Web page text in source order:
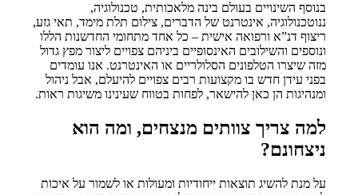
בנוסף השינויים בעולם בינה מלאכותית, טכנולוגיה,
ננוטכנולוגיה, אינטרנט של הדברים, צילום תלת מימד, תאי גזע,
ריצוף דנ”א ורפואה אישית – כל אחד מתחומי החדשנות הללו
ונוספים והשילובים האינסופיים ביניהם צפויים ליצור מפץ גדול
מזה שיצרו הטלפונים הסלולריים או האינטרנט. אנו עומדים
בפני עידן חדש בו מקצועות רבים צפויים להיעלם, אבל ניהול
ומנהיגות הן כאן להישאר, לפחות בטווח שעינינו משיגות ראות.
למה צריך צוותים מנצחים, ומה הוא
ניצחונם?
על מנת להשיג תוצאות ייחודיות ומעולות או לשמור על איכות